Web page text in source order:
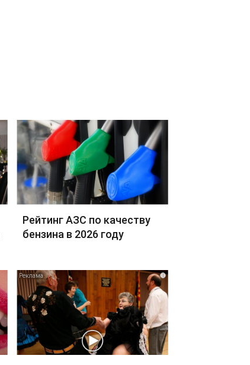
Рейтинг АЗС по качеству
бензина в 2026 году
i